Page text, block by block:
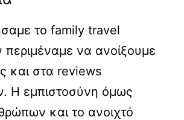
το family travel
να ανοίξουμε
και στα reviews
Η εμπιστοσύνη όμως
και το ανοιχτό